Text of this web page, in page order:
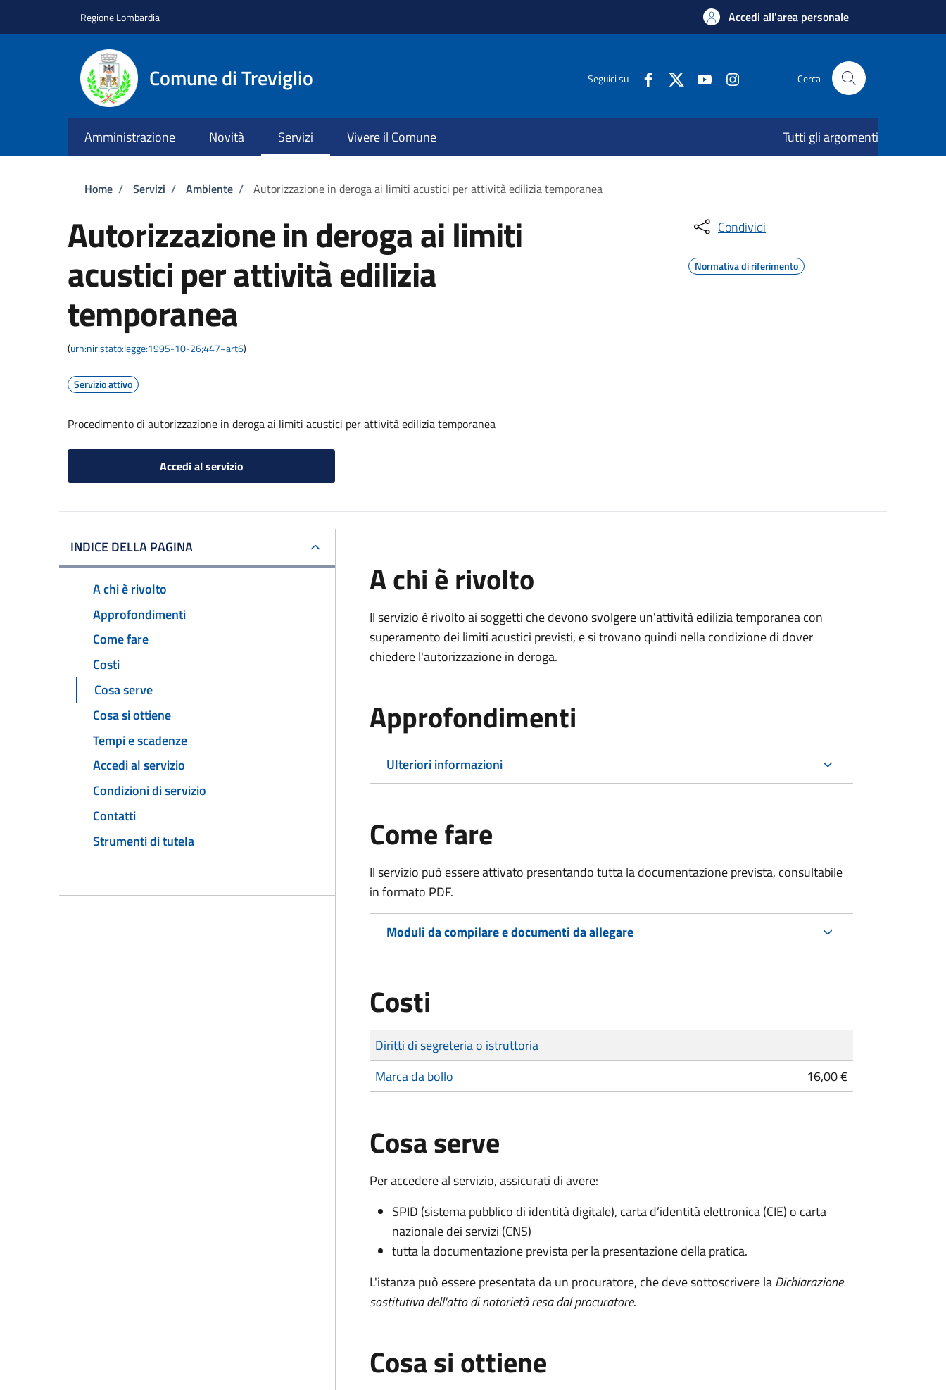
Regione Lombardia Accedi all'area personale
Comune di Treviglio Seguici su Cerca
Amministrazione Novità Servizi Vivere il Comune Tutti gli argomenti
Briciole di pane
Home / Servizi / Ambiente / Autorizzazione in deroga ai limiti acustici per attività edilizia temporanea
Autorizzazione in deroga ai limiti
acustici per attività edilizia
temporanea
(urn:nir:stato:legge:1995-10-26;447~art6)
Servizio attivo
Procedimento di autorizzazione in deroga ai limiti acustici per attività edilizia temporanea
Accedi al servizio
Condividi
Normativa di riferimento
INDICE DELLA PAGINA
A chi è rivolto
Approfondimenti
Come fare
Costi
Cosa serve
Cosa si ottiene
Tempi e scadenze
Accedi al servizio
Condizioni di servizio
Contatti
Strumenti di tutela
A chi è rivolto
Il servizio è rivolto ai soggetti che devono svolgere un'attività edilizia temporanea con
superamento dei limiti acustici previsti, e si trovano quindi nella condizione di dover
chiedere l'autorizzazione in deroga.
Approfondimenti
Ulteriori informazioni
Come fare
Il servizio può essere attivato presentando tutta la documentazione prevista, consultabile
in formato PDF.
Moduli da compilare e documenti da allegare
Costi
Tipo di pagamento
Importo
Diritti di segreteria o istruttoria
Marca da bollo
16,00 €
Cosa serve
Per accedere al servizio, assicurati di avere:
SPID (sistema pubblico di identità digitale), carta d’identità elettronica (CIE) o carta
nazionale dei servizi (CNS)
tutta la documentazione prevista per la presentazione della pratica.
L'istanza può essere presentata da un procuratore, che deve sottoscrivere laDichiarazione
sostitutiva dell'atto di notorietà resa dal procuratore.
Cosa si ottiene